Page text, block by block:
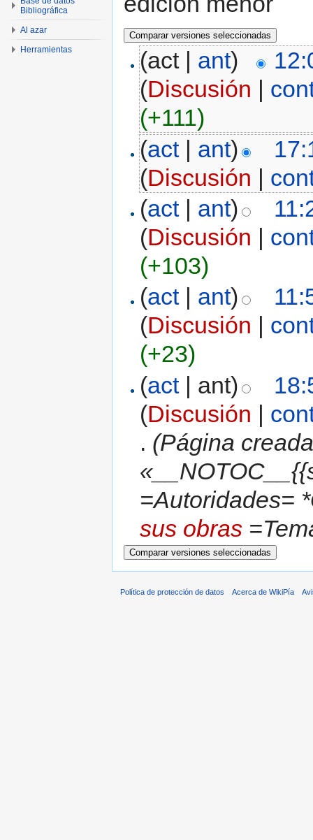
(act | ant)
(Discusión |
(+111)
(act| ant)
(Discusión |
(act| ant)
(Discusión |
(+103)
(act| ant)
(Discusión |
(+23)
(act| ant)
(Discusión |
. (Página
=Autoridades=
sus obras
Bibliográfica
Al azar
Herramientas
Política de protección de datos Acerca de WikiPía